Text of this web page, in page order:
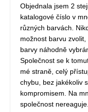
Objednala jsem 2
katalogové číslo v
různých barvách.
možnost barvu
barvy náhodně
Společnost se k
mé straně, celý
chybu, bez jakékoliv
kompromisem. Na
společnost nereaguje.